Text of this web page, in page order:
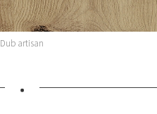
Dub artisan
•